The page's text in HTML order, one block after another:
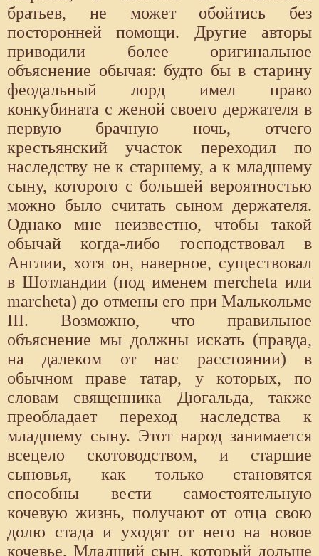
братьев, не может обойтись без
посторонней помощи. Другие авторы
приводили более оригинальное
объяснение обычая: будто бы в старину
феодальный лорд имел право
конкубината с женой своего держателя в
первую брачную ночь, отчего
крестьянский участок переходил по
наследству не к старшему, а к младшему
сыну, которого с большей вероятностью
можно было считать сыном держателя.
Однако мне неизвестно, чтобы такой
обычай когда-либо господствовал в
Англии, хотя он, наверное, существовал
в Шотландии (под именем mercheta или
marcheta) до отмены его при Малькольме
III. Возможно, что правильное
объяснение мы должны искать (правда,
на далеком от нас расстоянии) в
обычном праве татар, у которых, по
словам священника Дюгальда, также
преобладает переход наследства к
младшему сыну. Этот народ занимается
всецело скотоводством, и старшие
сыновья, как только становятся
способны вести самостоятельную
кочевую жизнь, получают от отца свою
долю стада и уходят от него на новое
кочевье. Младший сын, который дольше